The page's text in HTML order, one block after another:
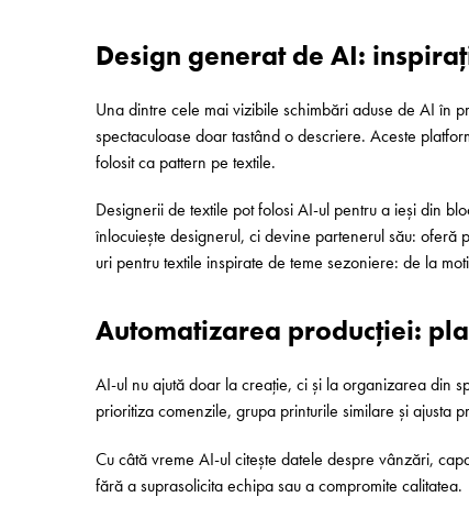
Design generat de AI:
Una dintre cele mai vizibile schimbări aduse de AI în
spectaculoase doar tastând o descriere. Aceste
folosit ca pattern pe textile.
Designerii de textile pot folosi AI-ul pentru a ieși din
înlocuiește designerul, ci devine partenerul său:
uri pentru textile inspirate de teme sezoniere: de la
Automatizarea producției:
AI-ul nu ajută doar la creație, ci și la organizarea din
prioritiza comenzile, grupa printurile similare și ajusta
Cu câtă vreme AI-ul citește datele despre vânzări,
fără a suprasolicita echipa sau a compromite calitatea.